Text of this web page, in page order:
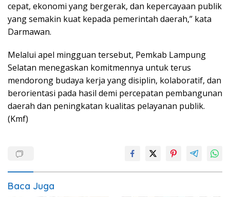
cepat, ekonomi yang bergerak, dan kepercayaan publik
yang semakin kuat kepada pemerintah daerah,” kata
Darmawan.
Melalui apel mingguan tersebut, Pemkab Lampung
Selatan menegaskan komitmennya untuk terus
mendorong budaya kerja yang disiplin, kolaboratif, dan
berorientasi pada hasil demi percepatan pembangunan
daerah dan peningkatan kualitas pelayanan publik.
(Kmf)
Baca Juga